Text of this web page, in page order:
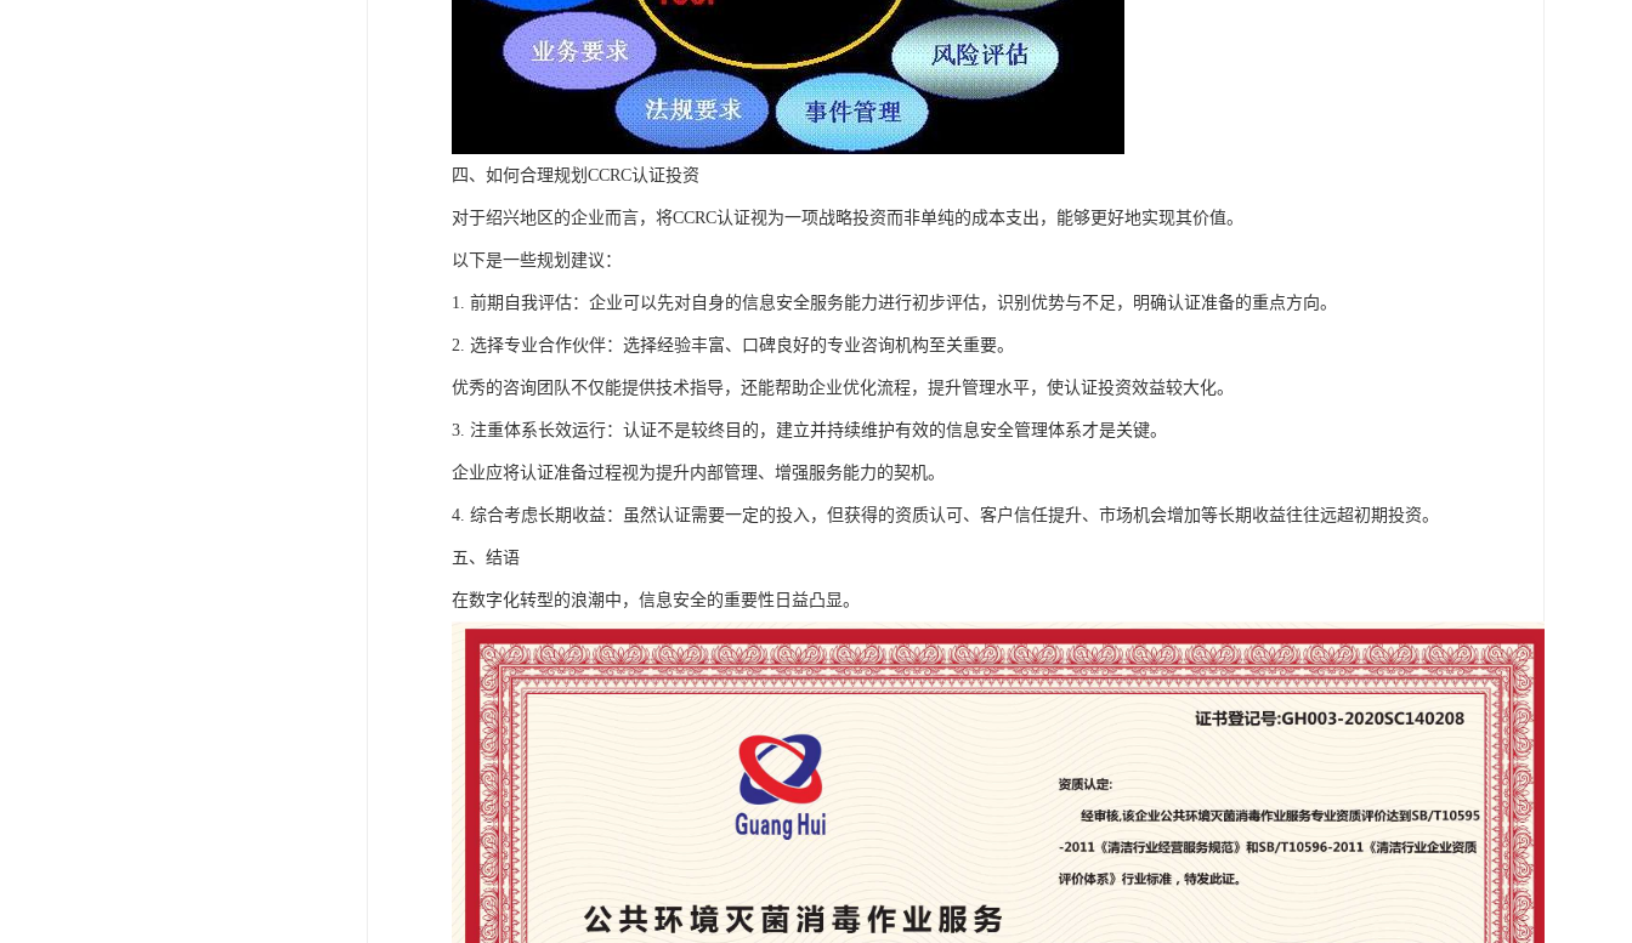
四、如何合理规划CCRC认证投资
对于绍兴地区的企业而言，将CCRC认证视为一项战略投资而非单纯的成本支出，能够更好地实现其价值。
以下是一些规划建议：
1. 前期自我评估：企业可以先对自身的信息安全服务能力进行初步评估，识别优势与不足，明确认证准备的重点方向。
2. 选择专业合作伙伴：选择经验丰富、口碑良好的专业咨询机构至关重要。
优秀的咨询团队不仅能提供技术指导，还能帮助企业优化流程，提升管理水平，使认证投资效益较大化。
3. 注重体系长效运行：认证不是较终目的，建立并持续维护有效的信息安全管理体系才是关键。
企业应将认证准备过程视为提升内部管理、增强服务能力的契机。
4. 综合考虑长期收益：虽然认证需要一定的投入，但获得的资质认可、客户信任提升、市场机会增加等长期收益往往远超初期投资。
五、结语
在数字化转型的浪潮中，信息安全的重要性日益凸显。